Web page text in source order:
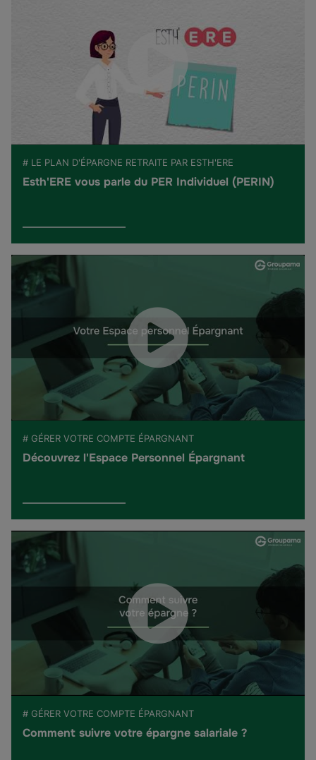
# LE PLAN D'ÉPARGNE RETRAITE PAR ESTH'ERE
Esth'ERE vous parle du PER Individuel (PERIN)
# GÉRER VOTRE COMPTE ÉPARGNANT
Découvrez l'Espace Personnel Épargnant
# GÉRER VOTRE COMPTE ÉPARGNANT
Comment suivre votre épargne salariale ?